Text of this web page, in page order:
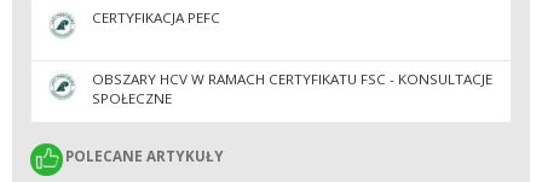
CERTYFIKACJA PEFC
OBSZARY HCV W RAMACH CERTYFIKATU FSC - KONSULTACJE
SPOŁECZNE
POLECANE ARTYKUŁY
POLECANE ARTYKUŁY